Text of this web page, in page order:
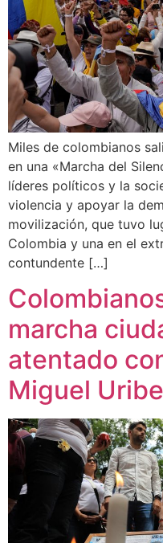
Miles de colombianos
en una «Marcha del
líderes políticos y la
violencia y apoyar la
movilización, que tuvo
Colombia y una en el
contundente […]
marcha
atentado
Miguel